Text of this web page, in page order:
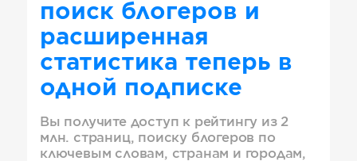
поиск блогеров и
расширенная
статистика теперь в
одной подписке
Вы получите доступ к рейтингу из 2
млн. страниц, поиску блогеров по
ключевым словам, странам и городам,